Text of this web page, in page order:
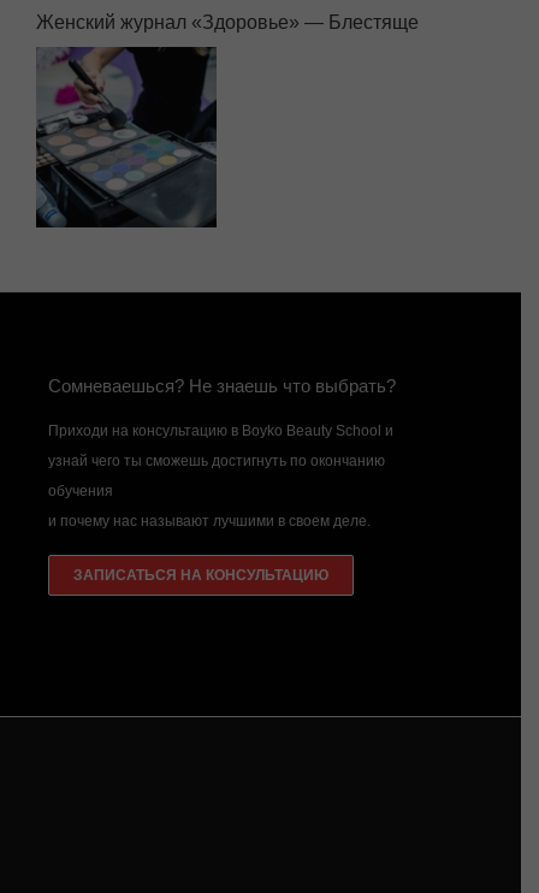
Женский журнал «Здоровье» — Блестяще
Сомневаешься? Не знаешь что выбрать?
Приходи на консультацию в Boyko Beauty School и
узнай чего ты сможешь достигнуть по окончанию
обучения
и почему нас называют лучшими в своем деле.
ЗАПИСАТЬСЯ НА КОНСУЛЬТАЦИЮ